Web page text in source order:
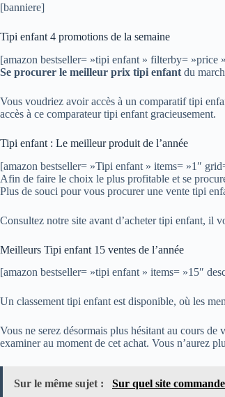
[banniere]
Tipi enfant 4 promotions de la semaine
[amazon bestseller= »tipi enfant » filterby=
Se procurer le meilleur prix tipi enfant du
Vous voudriez avoir accès à un comparatif tipi
accès à ce comparateur tipi enfant gracieusement.
Tipi enfant : Le meilleur produit de l’année
[amazon bestseller= »Tipi enfant » items= »1″
Afin de faire le choix le plus profitable et se
Plus de souci pour vous procurer une vente tipi
Consultez notre site avant d’acheter tipi enfant, il
Meilleurs Tipi enfant 15 ventes de l’année
[amazon bestseller= »tipi enfant » items= »15″
Un classement tipi enfant est disponible, où les
Vous ne serez désormais plus hésitant au cours
examiner au moment de cet achat. Vous n’aurez
Sur le même sujet : Sur quel site